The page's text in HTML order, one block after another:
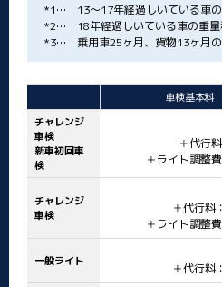
*1… 13～17年経過しいている車
*2… 18年経過しいている車の重量
*3… 乗用車25ヶ月、貨物13ヶ月の
車検基本料
チャレンジ
車検
新車初回車
検
＋代行
＋ライト調整
チャレンジ
車検
＋代行料
＋ライト調整
一般ライト
＋代行料